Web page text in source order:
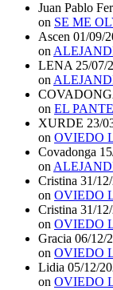
Juan Pablo
on SE ME
Ascen 01/09/
on
LENA 25/07/
on
on EL
XURDE 23/
on OVIEDO
Covadonga
on
Cristina 31/
on OVIEDO
Cristina 31/
on OVIEDO
Gracia 06/12/
on OVIEDO
Lidia 05/12/
on OVIEDO